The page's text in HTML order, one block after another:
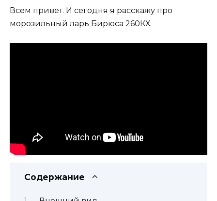
Всем привет. И сегодня я расскажу про
морозильный ларь Бирюса 260КХ.
Содержание